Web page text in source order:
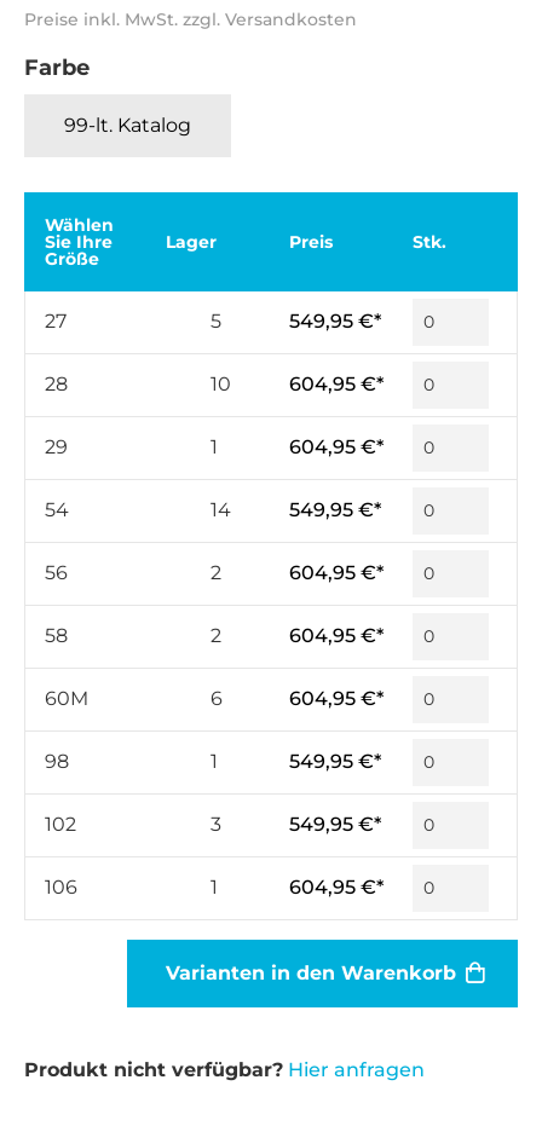
Preise inkl. MwSt. zzgl. Versandkosten
Farbe
99-lt. Katalog
Wählen
Sie Ihre
Größe
Lager Preis Stk.
27 5 549,95 €*
28 10 604,95 €*
29 1 604,95 €*
54 14 549,95 €*
56 2 604,95 €*
58 2 604,95 €*
60M 6 604,95 €*
98 1 549,95 €*
102 3 549,95 €*
106 1 604,95 €*
Varianten in den Warenkorb
Produkt nicht verfügbar? Hier anfragen